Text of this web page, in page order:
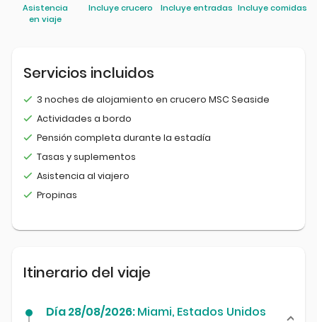
Asistencia
en viaje
Incluye crucero Incluye entradas Incluye comidas
Servicios incluidos
3 noches de alojamiento en crucero MSC Seaside
Actividades a bordo
Pensión completa durante la estadía
Tasas y suplementos
Asistencia al viajero
Propinas
Itinerario del viaje
Día 28/08/2026:Miami, Estados Unidos